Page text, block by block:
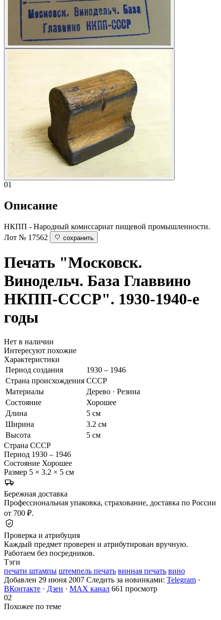
01
Описание
НКПП - Народный комиссариат пищевой промышленности.
Лот № 17562
сохранить
Печать "Московск.
Винодельч. База Главвино
НКПП-СССР". 1930-1940-е
годы
Нет в наличии
Интересуют похожие
Характеристики
Период создания
1930 – 1946
Страна происхождения СССР
Материалы
Дерево · Резина
Состояние
Хорошее
Длина
5 см
Ширина
3.2 см
Высота
5 см
Страна СССР
Период 1930 – 1946
Состояние Хорошее
Размер 5 × 3.2 × 5 см
Бережная доставка
Профессиональная упаковка, страхование, доставка по России
от 700 ₽.
Проверка и атрибуция
Каждый предмет проверен и атрибутирован вручную.
Работаем без посредников.
Тэги
печати штампы штемпель печать винная печать вино
Добавлен 29 июня 2007 Следить за новинками: Telegram ·
ВКонтакте · Дзен · MAX канал 661 просмотр
02
Похожее по теме